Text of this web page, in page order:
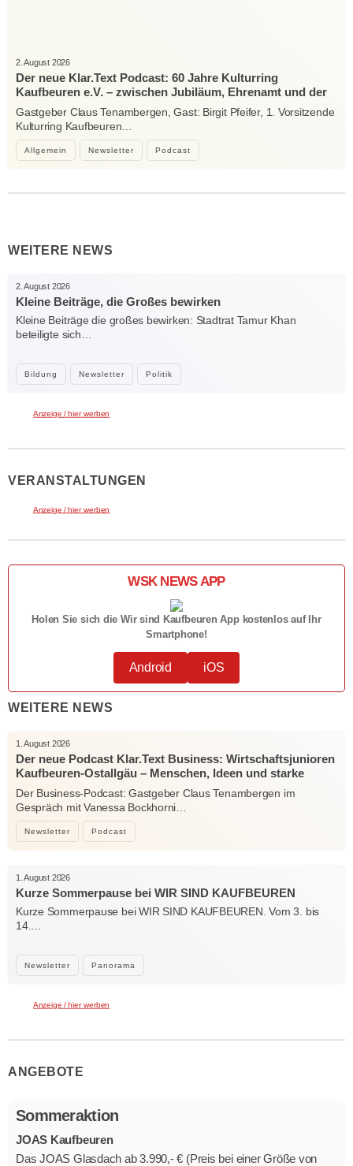
Allgemein Newsletter Podcast
2. August 2026
Der neue Klar.Text Podcast: 60 Jahre Kulturring
Kaufbeuren e.V. – zwischen Jubiläum, Ehrenamt und der
Kraft der Kultur
Gastgeber Claus Tenambergen, Gast: Birgit Pfeifer, 1. Vorsitzende
Kulturring Kaufbeuren…
WEITERE NEWS
Bildung Newsletter Politik
2. August 2026
Kleine Beiträge, die Großes bewirken
Kleine Beiträge die großes bewirken: Stadtrat Tamur Khan
beteiligte sich…
Anzeige / hier werben
VERANSTALTUNGEN
Anzeige / hier werben
WSK NEWS APP
Holen Sie sich die Wir sind Kaufbeuren App kostenlos auf Ihr
Smartphone!
Android iOS
WEITERE NEWS
Newsletter Podcast
1. August 2026
Der neue Podcast Klar.Text Business: Wirtschaftsjunioren
Kaufbeuren-Ostallgäu – Menschen, Ideen und starke
Verbindungen
Der Business-Podcast: Gastgeber Claus Tenambergen im
Gespräch mit Vanessa Bockhorni…
Newsletter Panorama
1. August 2026
Kurze Sommerpause bei WIR SIND KAUFBEUREN
Kurze Sommerpause bei WIR SIND KAUFBEUREN. Vom 3. bis
14.…
Anzeige / hier werben
ANGEBOTE
Sommeraktion
JOAS Kaufbeuren
Das JOAS Glasdach ab 3.990,- € (Preis bei einer Größe von